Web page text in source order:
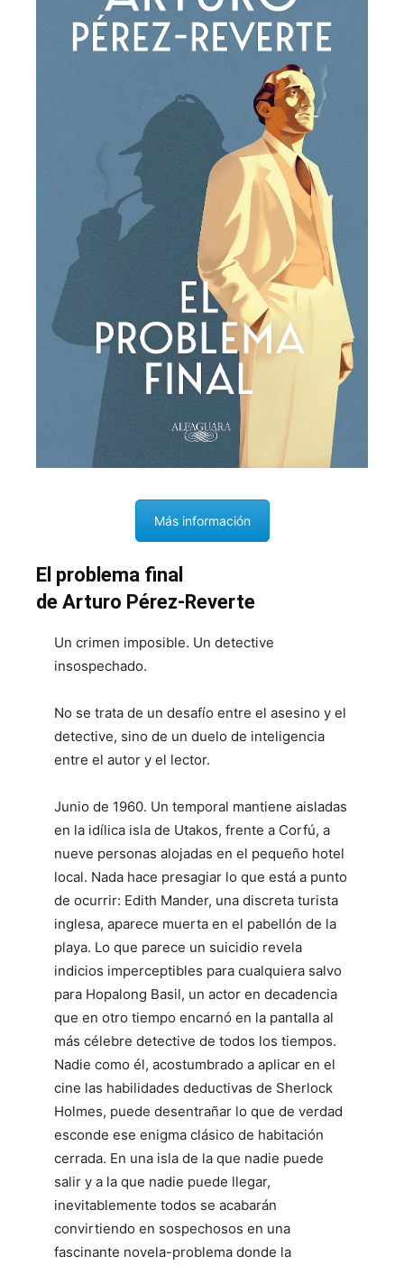
Más información
El problema final
de Arturo Pérez-Reverte
Un crimen imposible. Un detective
insospechado.
No se trata de un desafío entre el asesino y el
detective, sino de un duelo de inteligencia
entre el autor y el lector.
Junio de 1960. Un temporal mantiene aisladas
en la idílica isla de Utakos, frente a Corfú, a
nueve personas alojadas en el pequeño hotel
local. Nada hace presagiar lo que está a punto
de ocurrir: Edith Mander, una discreta turista
inglesa, aparece muerta en el pabellón de la
playa. Lo que parece un suicidio revela
indicios imperceptibles para cualquiera salvo
para Hopalong Basil, un actor en decadencia
que en otro tiempo encarnó en la pantalla al
más célebre detective de todos los tiempos.
Nadie como él, acostumbrado a aplicar en el
cine las habilidades deductivas de Sherlock
Holmes, puede desentrañar lo que de verdad
esconde ese enigma clásico de habitación
cerrada. En una isla de la que nadie puede
salir y a la que nadie puede llegar,
inevitablemente todos se acabarán
convirtiendo en sospechosos en una
fascinante novela-problema donde la